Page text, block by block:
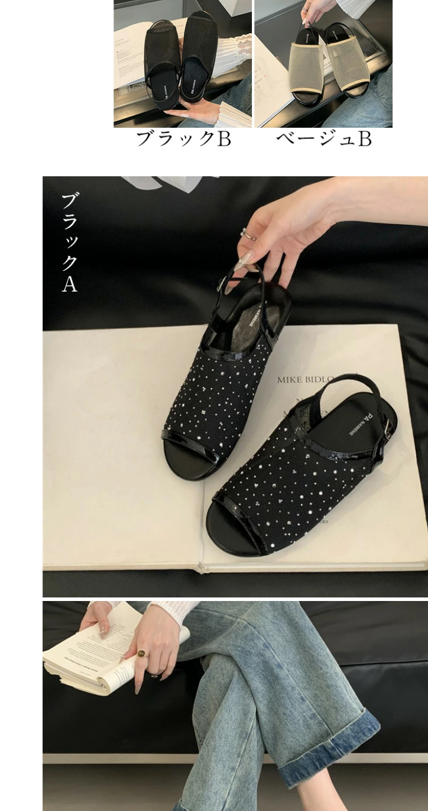
ベージュB
残りわずか
カートに入れる
36（1）
ブラックA カートに入れる
ベージュA
残りわずか
カートに入れる
シルバー カートに入れる
ベージュB
ブラックB
残りわずか
ベージュB
38（1）
ブラックA
残りわずか
カートに入れる
ベージュA カートに入れる
シルバー
残りわずか
カートに入れる
残りわずか
カートに入れる
ベージュB
残りわずか
ベージュA
シルバー
残りわずか
ブラックB
残りわずか
カートに入れる
ベージュB カートに入れる
40（1）
ブラックA
残りわずか
カートに入れる
ベージュA
残りわずか